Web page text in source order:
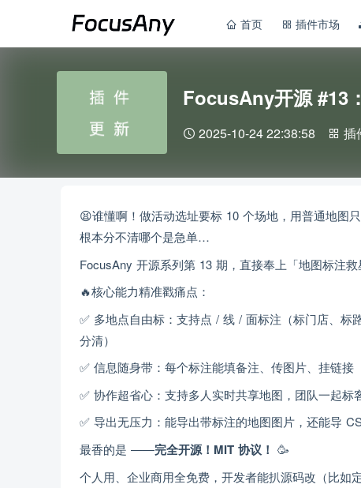
首页 插件市场
FocusAny开源 #13
2025-10-24 22:38:58 插
😫谁懂啊！做活动选址要标 10 个场地，用普通地图
根本分不清哪个是急单…
FocusAny 开源系列第 13 期，直接奉上「地图标
🔥核心能力精准戳痛点：
✅ 多地点自由标：支持点 / 线 / 面标注（标门店、标
分清）
✅ 信息随身带：每个标注能填备注、传图片、挂链接
✅ 协作超省心：支持多人实时共享地图，团队一起
✅ 导出无压力：能导出带标注的地图图片，还能导
最香的是 ——完全开源！MIT 协议！ 🥳
个人用、企业商用全免费，开发者能扒源码改（比如